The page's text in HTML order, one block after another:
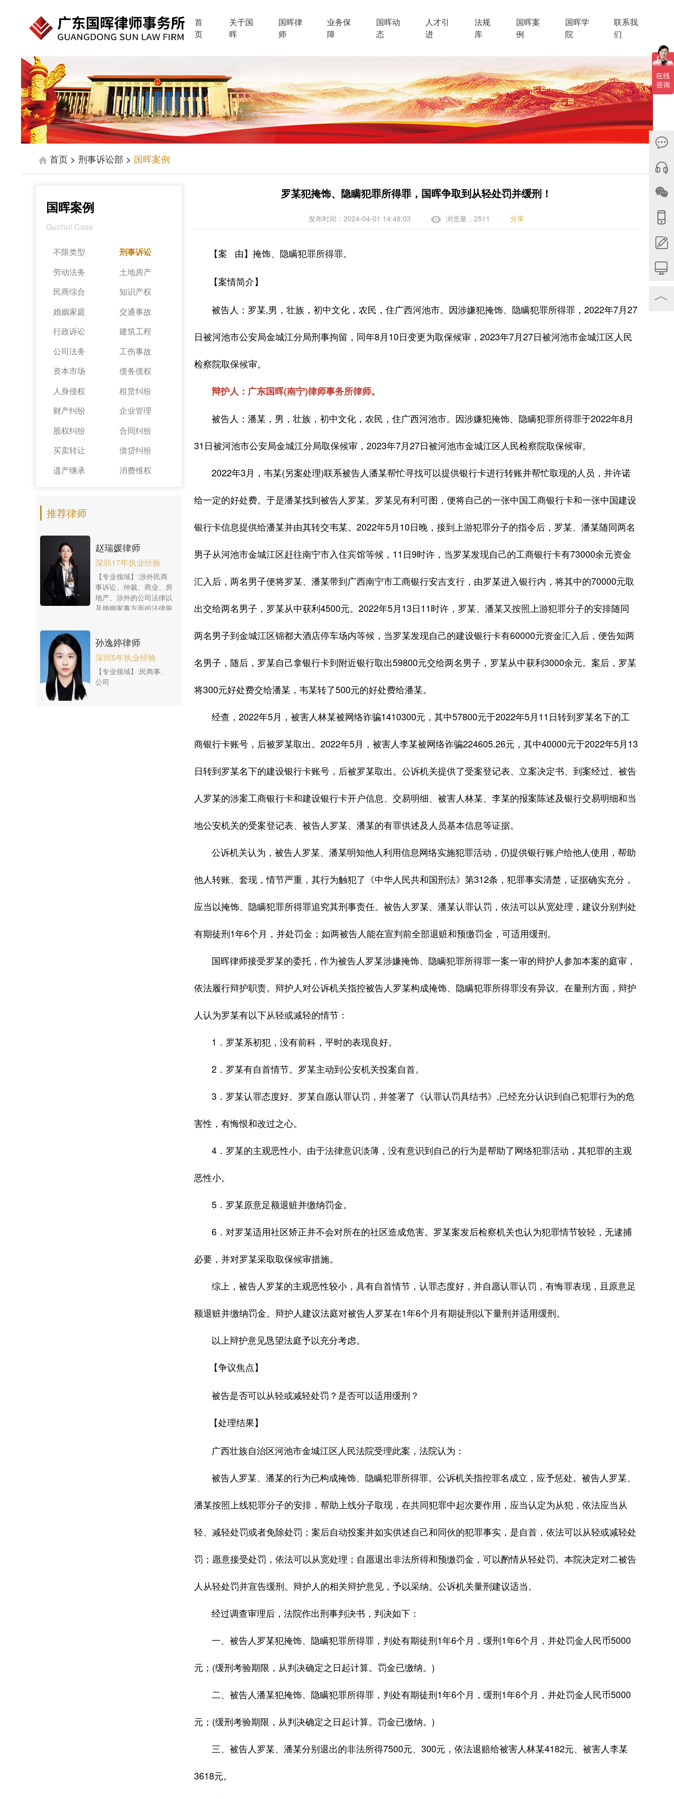
首
页
关于国
晖
国晖律
师
业务保
障
国晖动
态
人才引
进
法规
库
国晖案
例
国晖学
院
联系我
们
首页 > 刑事诉讼部 > 国晖案例
国晖案例
Guohui Case
不限类型
刑事诉讼
劳动法务
土地房产
民商综合
知识产权
婚姻家庭
交通事故
行政诉讼
建筑工程
公司法务
工伤事故
资本市场
债务债权
人身侵权
租赁纠纷
财产纠纷
企业管理
股权纠纷
合同纠纷
买卖转让
借贷纠纷
遗产继承
消费维权
推荐律师
赵瑞媛律师
深圳17年执业经验
【专业领域】:涉外民商
事诉讼、仲裁、商业、房
地产、涉外的公司法律以
及婚姻家事方面的法律服
孙逸婷律师
深圳5年执业经验
【专业领域】:民商事、
公司
罗某犯掩饰、隐瞒犯罪所得罪，国晖争取到从轻处罚并缓刑！
发布时间：2024-04-01 14:48:03 浏览量：2511 分享
【案 由】掩饰、隐瞒犯罪所得罪。
【案情简介】
被告人：罗某,男，壮族，初中文化，农民，住广西河池市。因涉嫌犯掩饰、隐瞒犯罪所得罪，2022年7月27
日被河池市公安局金城江分局刑事拘留，同年8月10日变更为取保候审，2023年7月27日被河池市金城江区人民
检察院取保候审。
辩护人：广东国晖(南宁)律师事务所律师。
被告人：潘某，男，壮族，初中文化，农民，住广西河池市。因涉嫌犯掩饰、隐瞒犯罪所得罪于2022年8月
31日被河池市公安局金城江分局取保候审，2023年7月27日被河池市金城江区人民检察院取保候审。
2022年3月，韦某(另案处理)联系被告人潘某帮忙寻找可以提供银行卡进行转账并帮忙取现的人员，并许诺
给一定的好处费。于是潘某找到被告人罗某。罗某见有利可图，便将自己的一张中国工商银行卡和一张中国建设
银行卡信息提供给潘某并由其转交韦某。2022年5月10日晚，接到上游犯罪分子的指令后，罗某、潘某随同两名
男子从河池市金城江区赶往南宁市入住宾馆等候，11日9时许，当罗某发现自己的工商银行卡有73000余元资金
汇入后，两名男子便将罗某、潘某带到广西南宁市工商银行安吉支行，由罗某进入银行内，将其中的70000元取
出交给两名男子，罗某从中获利4500元。2022年5月13日11时许，罗某、潘某又按照上游犯罪分子的安排随同
两名男子到金城江区锦都大酒店停车场内等候，当罗某发现自己的建设银行卡有60000元资金汇入后，便告知两
名男子，随后，罗某自己拿银行卡到附近银行取出59800元交给两名男子，罗某从中获利3000余元。案后，罗某
将300元好处费交给潘某，韦某转了500元的好处费给潘某。
经查，2022年5月，被害人林某被网络诈骗1410300元，其中57800元于2022年5月11日转到罗某名下的工
商银行卡账号，后被罗某取出。2022年5月，被害人李某被网络诈骗224605.26元，其中40000元于2022年5月13
日转到罗某名下的建设银行卡账号，后被罗某取出。公诉机关提供了受案登记表、立案决定书、到案经过、被告
人罗某的涉案工商银行卡和建设银行卡开户信息、交易明细、被害人林某、李某的报案陈述及银行交易明细和当
地公安机关的受案登记表、被告人罗某、潘某的有罪供述及人员基本信息等证据。
公诉机关认为，被告人罗某、潘某明知他人利用信息网络实施犯罪活动，仍提供银行账户给他人使用，帮助
他人转账、套现，情节严重，其行为触犯了《中华人民共和国刑法》第312条，犯罪事实清楚，证据确实充分，
应当以掩饰、隐瞒犯罪所得罪追究其刑事责任。被告人罗某、潘某认罪认罚，依法可以从宽处理，建议分别判处
有期徒刑1年6个月，并处罚金；如两被告人能在宣判前全部退赃和预缴罚金，可适用缓刑。
国晖律师接受罗某的委托，作为被告人罗某涉嫌掩饰、隐瞒犯罪所得罪一案一审的辩护人参加本案的庭审，
依法履行辩护职责。辩护人对公诉机关指控被告人罗某构成掩饰、隐瞒犯罪所得罪没有异议。在量刑方面，辩护
人认为罗某有以下从轻或减轻的情节：
1．罗某系初犯，没有前科，平时的表现良好。
2．罗某有自首情节。罗某主动到公安机关投案自首。
3．罗某认罪态度好。罗某自愿认罪认罚，并签署了《认罪认罚具结书》,已经充分认识到自己犯罪行为的危
害性，有悔恨和改过之心。
4．罗某的主观恶性小。由于法律意识淡薄，没有意识到自己的行为是帮助了网络犯罪活动，其犯罪的主观
恶性小。
5．罗某原意足额退赃并缴纳罚金。
6．对罗某适用社区矫正并不会对所在的社区造成危害。罗某案发后检察机关也认为犯罪情节较轻，无逮捕
必要，并对罗某采取取保候审措施。
综上，被告人罗某的主观恶性较小，具有自首情节，认罪态度好，并自愿认罪认罚，有悔罪表现，且原意足
额退赃并缴纳罚金。辩护人建议法庭对被告人罗某在1年6个月有期徒刑以下量刑并适用缓刑。
以上辩护意见恳望法庭予以充分考虑。
【争议焦点】
被告是否可以从轻或减轻处罚？是否可以适用缓刑？
【处理结果】
广西壮族自治区河池市金城江区人民法院受理此案，法院认为：
被告人罗某、潘某的行为已构成掩饰、隐瞒犯罪所得罪。公诉机关指控罪名成立，应予惩处。被告人罗某、
潘某按照上线犯罪分子的安排，帮助上线分子取现，在共同犯罪中起次要作用，应当认定为从犯，依法应当从
轻、减轻处罚或者免除处罚；案后自动投案并如实供述自己和同伙的犯罪事实，是自首，依法可以从轻或减轻处
罚；愿意接受处罚，依法可以从宽处理；自愿退出非法所得和预缴罚金，可以酌情从轻处罚。本院决定对二被告
人从轻处罚并宣告缓刑。辩护人的相关辩护意见，予以采纳。公诉机关量刑建议适当。
经过调查审理后，法院作出刑事判决书，判决如下：
一、被告人罗某犯掩饰、隐瞒犯罪所得罪，判处有期徒刑1年6个月，缓刑1年6个月，并处罚金人民币5000
元；(缓刑考验期限，从判决确定之日起计算。罚金已缴纳。)
二、被告人潘某犯掩饰、隐瞒犯罪所得罪，判处有期徒刑1年6个月，缓刑1年6个月，并处罚金人民币5000
元；(缓刑考验期限，从判决确定之日起计算。罚金已缴纳。)
三、被告人罗某、潘某分别退出的非法所得7500元、300元，依法退赔给被害人林某4182元、被害人李某
3618元。
︿